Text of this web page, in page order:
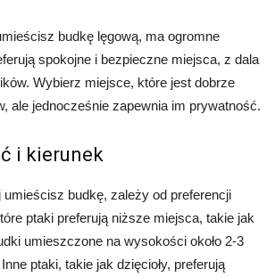
budkę lęgową, ma ogromne
spokojne i bezpieczne miejsca, z dala
Wybierz miejsce, które jest dobrze
ale jednocześnie zapewnia im prywatność.
i kierunek
budkę, zależy od preferencji
ptaki preferują niższe miejsca, takie jak
umieszczone na wysokości około 2-3
ptaki, takie jak dzięcioły, preferują